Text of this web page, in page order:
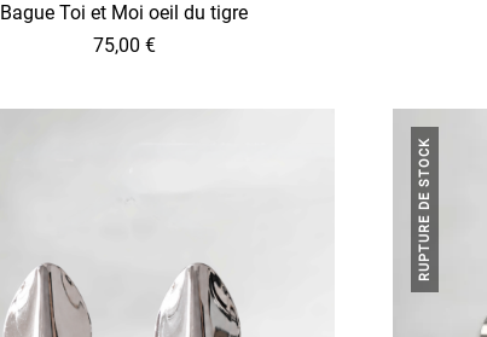
Bague Toi et Moi oeil du tigre
75,00 €
RUPTURE DE STOCK